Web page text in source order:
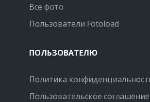
Все фото
Пользователи Fotoload
ПОЛЬЗОВАТЕЛЮ
Политика
Пользовательское соглашение